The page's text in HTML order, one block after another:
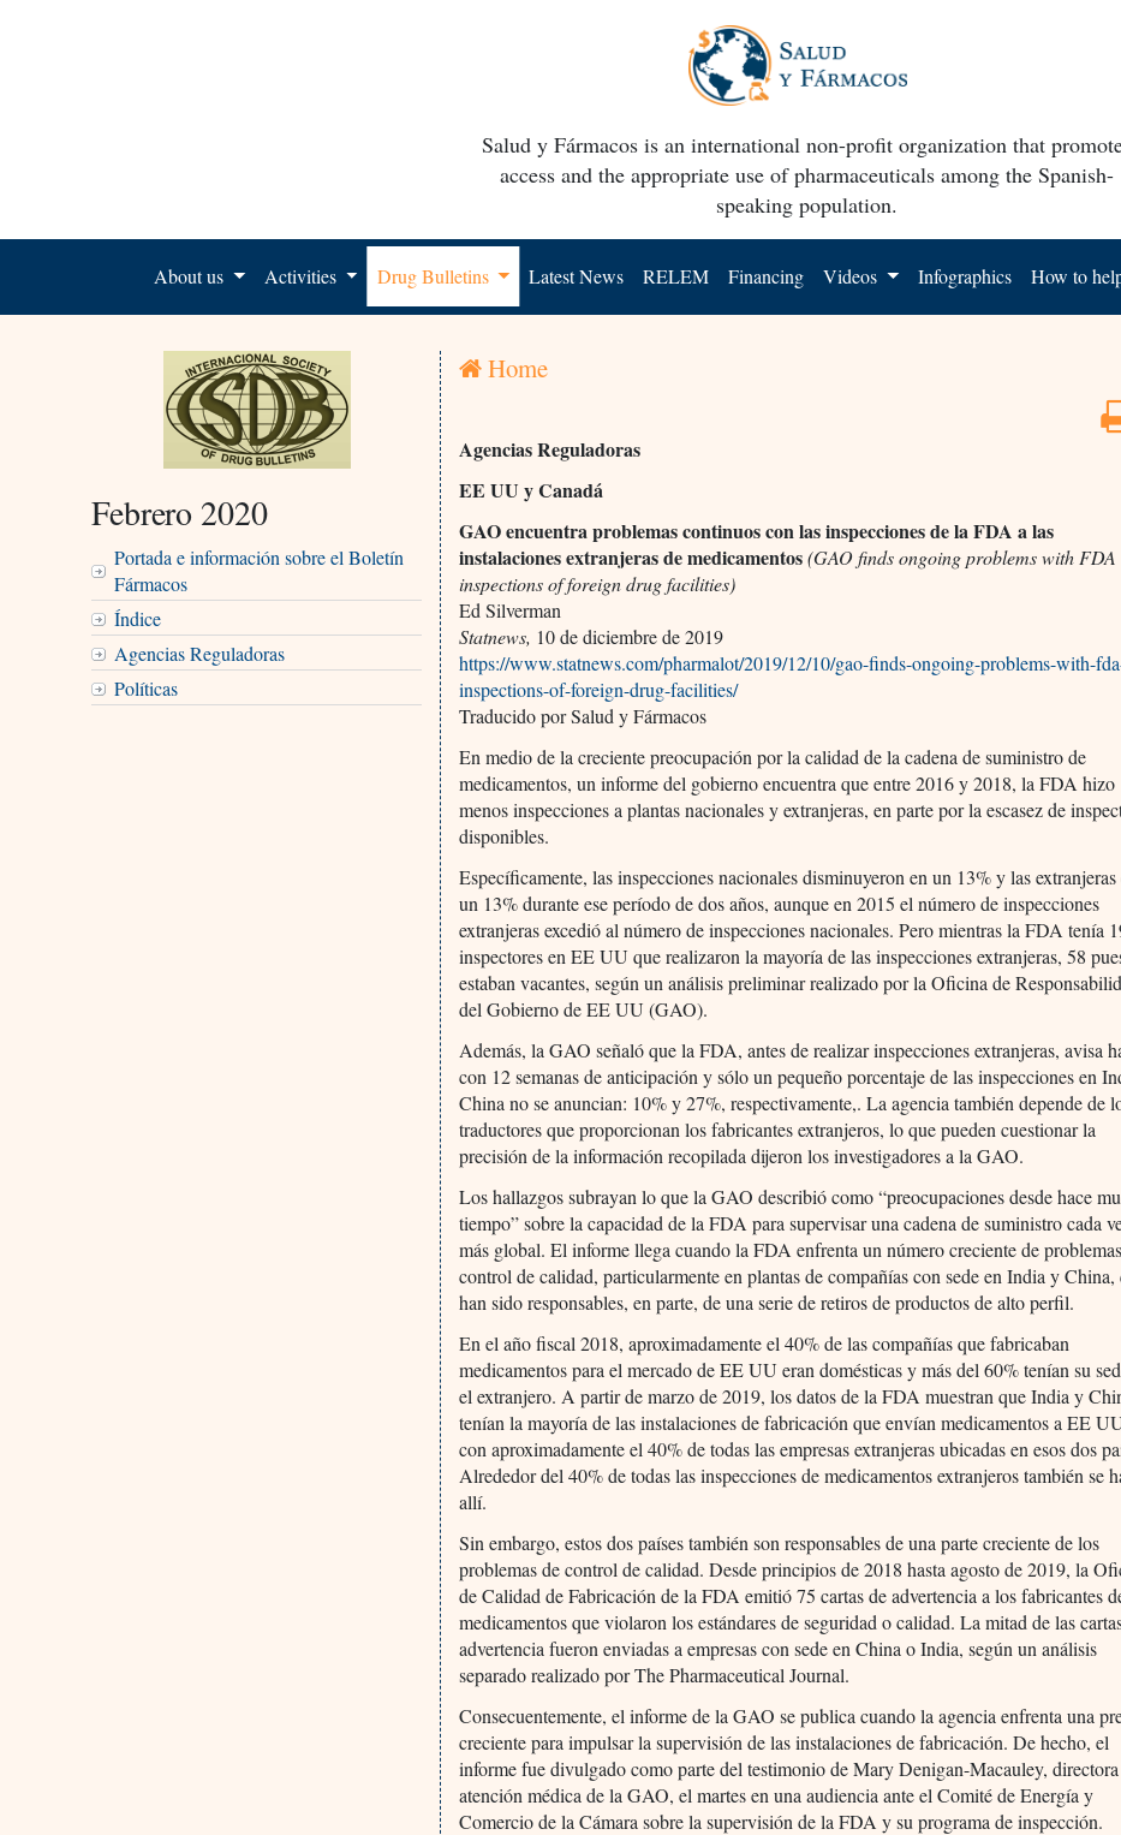
Salud y Fármacos is an international non-profit organization that
access and the appropriate use of pharmaceuticals among the Spanish-
speaking population.
About us Activities Drug Bulletins Latest News RELEM Financing Videos Infographics How to
Febrero 2020
Portada e información sobre el Boletín
Fármacos
Índice
Agencias Reguladoras
Políticas
Home
Agencias Reguladoras
EE UU y Canadá
GAO encuentra problemas continuos con las inspecciones de la FDA a las
instalaciones extranjeras de medicamentos(GAO finds ongoing problems with FDA
inspections of foreign drug facilities)
Ed Silverman
Statnews, 10 de diciembre de 2019
https://www.statnews.com/pharmalot/2019/12/10/gao-finds-ongoing-problems-with-
inspections-of-foreign-drug-facilities/
Traducido por Salud y Fármacos
En medio de la creciente preocupación por la calidad de la cadena de suministro de
medicamentos, un informe del gobierno encuentra que entre 2016 y 2018, la FDA hizo
menos inspecciones a plantas nacionales y extranjeras, en parte por la escasez de
disponibles.
Específicamente, las inspecciones nacionales disminuyeron en un 13% y las extranjeras
un 13% durante ese período de dos años, aunque en 2015 el número de inspecciones
extranjeras excedió al número de inspecciones nacionales. Pero mientras la FDA tenía
inspectores en EE UU que realizaron la mayoría de las inspecciones extranjeras, 58
estaban vacantes, según un análisis preliminar realizado por la Oficina de
del Gobierno de EE UU (GAO).
Además, la GAO señaló que la FDA, antes de realizar inspecciones extranjeras, avisa
con 12 semanas de anticipación y sólo un pequeño porcentaje de las inspecciones en
China no se anuncian: 10% y 27%, respectivamente,. La agencia también depende de
traductores que proporcionan los fabricantes extranjeros, lo que pueden cuestionar la
precisión de la información recopilada dijeron los investigadores a la GAO.
Los hallazgos subrayan lo que la GAO describió como “preocupaciones desde hace
tiempo” sobre la capacidad de la FDA para supervisar una cadena de suministro cada
más global. El informe llega cuando la FDA enfrenta un número creciente de
control de calidad, particularmente en plantas de compañías con sede en India y China,
han sido responsables, en parte, de una serie de retiros de productos de alto perfil.
En el año fiscal 2018, aproximadamente el 40% de las compañías que fabricaban
medicamentos para el mercado de EE UU eran domésticas y más del 60% tenían su
el extranjero. A partir de marzo de 2019, los datos de la FDA muestran que India y
tenían la mayoría de las instalaciones de fabricación que envían medicamentos a EE
con aproximadamente el 40% de todas las empresas extranjeras ubicadas en esos dos
Alrededor del 40% de todas las inspecciones de medicamentos extranjeros también se
allí.
Sin embargo, estos dos países también son responsables de una parte creciente de los
problemas de control de calidad. Desde principios de 2018 hasta agosto de 2019, la
de Calidad de Fabricación de la FDA emitió 75 cartas de advertencia a los fabricantes
medicamentos que violaron los estándares de seguridad o calidad. La mitad de las
advertencia fueron enviadas a empresas con sede en China o India, según un análisis
separado realizado por The Pharmaceutical Journal.
Consecuentemente, el informe de la GAO se publica cuando la agencia enfrenta una
creciente para impulsar la supervisión de las instalaciones de fabricación. De hecho, el
informe fue divulgado como parte del testimonio de Mary Denigan-Macauley,
atención médica de la GAO, el martes en una audiencia ante el Comité de Energía y
Comercio de la Cámara sobre la supervisión de la FDA y su programa de inspección.